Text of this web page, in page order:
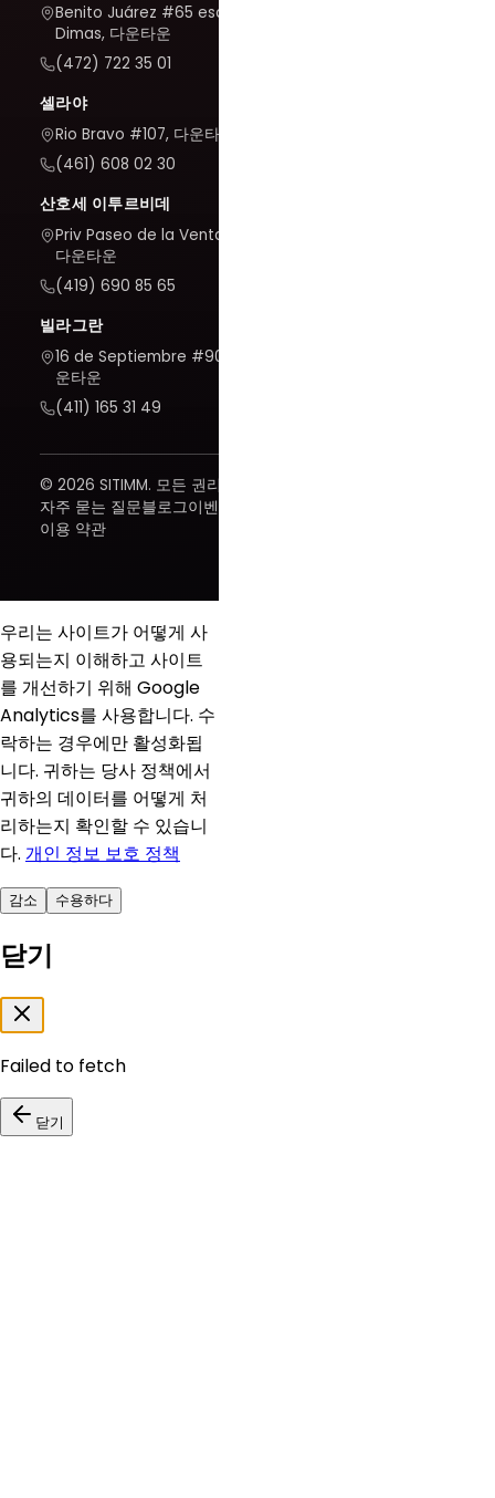
Benito Juárez #65 esq. San
Dimas, 다운타운
(472) 722 35 01
셀라야
Rio Bravo #107, 다운타운
(461) 608 02 30
산호세 이투르비데
Priv Paseo de la Venta #7,
다운타운
(419) 690 85 65
빌라그란
16 de Septiembre #909, 다
운타운
(411) 165 31 49
© 2026 SITIMM. 모든 권리 보유.
자주 묻는 질문블로그이벤트
이용 약관
우리는 사이트가 어떻게 사
용되는지 이해하고 사이트
를 개선하기 위해 Google
Analytics를 사용합니다. 수
락하는 경우에만 활성화됩
니다. 귀하는 당사 정책에서
귀하의 데이터를 어떻게 처
리하는지 확인할 수 있습니
다. 개인 정보 보호 정책
감소 수용하다
닫기
Failed to fetch
닫기